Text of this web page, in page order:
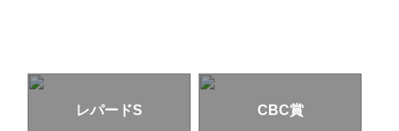
レパードS CBC賞